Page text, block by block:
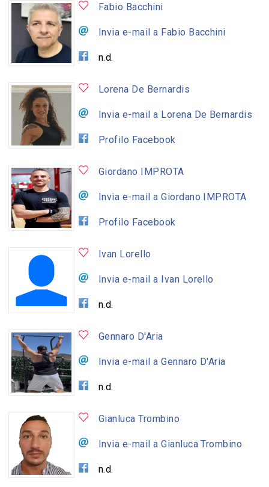
Fabio Bacchini
Invia e-mail a Fabio Bacchini
n.d.
Lorena De Bernardis
Invia e-mail a Lorena De Bernardis
Profilo Facebook
Giordano IMPROTA
Invia e-mail a Giordano IMPROTA
Profilo Facebook
Ivan Lorello
Invia e-mail a Ivan Lorello
n.d.
Gennaro D'Aria
Invia e-mail a Gennaro D'Aria
n.d.
Gianluca Trombino
Invia e-mail a Gianluca Trombino
n.d.